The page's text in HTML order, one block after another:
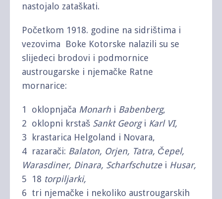
nastojalo zataškati.
Početkom 1918. godine na sidrištima i
vezovima Boke Kotorske nalazili su se
slijedeci brodovi i podmornice
austrougarske i njemačke Ratne
mornarice:
1 oklopnjača Monarh i Babenberg,
2 oklopni krstaš Sankt Georgi Karl VI,
3 krastarica Helgoland i Novara,
4 razarači: Balaton, Orjen, Tatra, Čepel,
Warasdiner, Dinara, Scharfschutze i Husar,
5 18 torpiljarki,
6 tri njemačke i nekoliko austrougarskih